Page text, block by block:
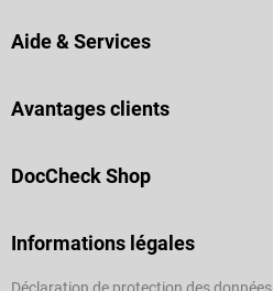
Aide & Services
Avantages clients
DocCheck Shop
Informations légales